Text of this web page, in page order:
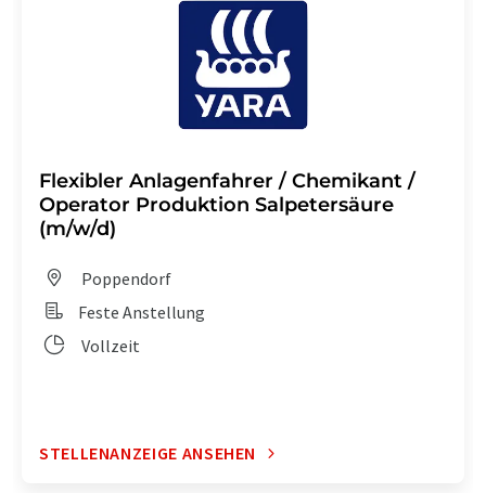
Flexibler Anlagenfahrer / Chemikant /
Operator Produktion Salpetersäure
(m/w/d)
Poppendorf
Feste Anstellung
Vollzeit
STELLENANZEIGE ANSEHEN